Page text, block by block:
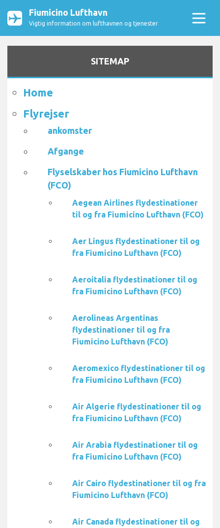
Fiumicino Lufthavn
Vigtig information om lufthavnen og tjenester
SITEMAP
Home
Flyrejser
ankomster
Afgange
Flyselskaber hos Fiumicino Lufthavn
(FCO)
Aegean Airlines flydestinationer
til og fra Fiumicino Lufthavn (FCO)
Aer Lingus flydestinationer til og
fra Fiumicino Lufthavn (FCO)
Aeroitalia flydestinationer til og
fra Fiumicino Lufthavn (FCO)
Aerolineas Argentinas
flydestinationer til og fra
Fiumicino Lufthavn (FCO)
Aeromexico flydestinationer til og
fra Fiumicino Lufthavn (FCO)
Air Algerie flydestinationer til og
fra Fiumicino Lufthavn (FCO)
Air Arabia flydestinationer til og
fra Fiumicino Lufthavn (FCO)
Air Cairo flydestinationer til og fra
Fiumicino Lufthavn (FCO)
Air Canada flydestinationer til og